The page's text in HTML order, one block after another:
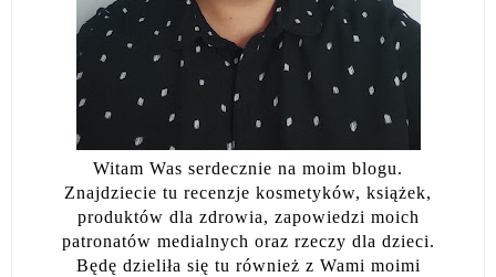
Witam Was serdecznie na moim blogu.
Znajdziecie tu recenzje kosmetyków, książek,
produktów dla zdrowia, zapowiedzi moich
patronatów medialnych oraz rzeczy dla dzieci.
Będę dzieliła się tu również z Wami moimi